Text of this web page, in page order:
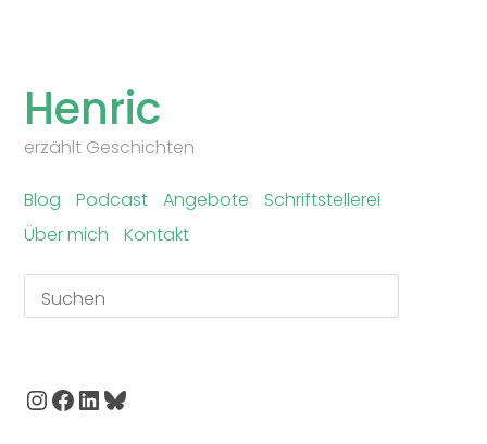
to
content
Henric
erzählt Geschichten
Blog Podcast Angebote
Schriftstellerei
Über mich
Kontakt
Suchen
Instagram
Facebook
LinkedIn
Bluesky